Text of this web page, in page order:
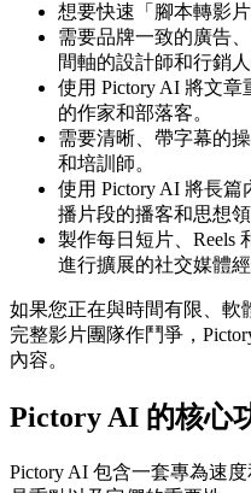
想要快速「腳本轉影
需要品牌一致的廣告
間軸的設計師和行銷人
使用 Pictory AI 將文
的作家和部落客。
需要清晰、帶字幕的
和培訓師。
使用 Pictory AI 將長
播片段的播客和思想領
製作每日短片、Reels
進行擴展的社交媒體經
如果您正在與時間有限、軟
完整影片團隊作鬥爭，
內容。
Pictory AI 的核心
Pictory AI 包含一套專為速